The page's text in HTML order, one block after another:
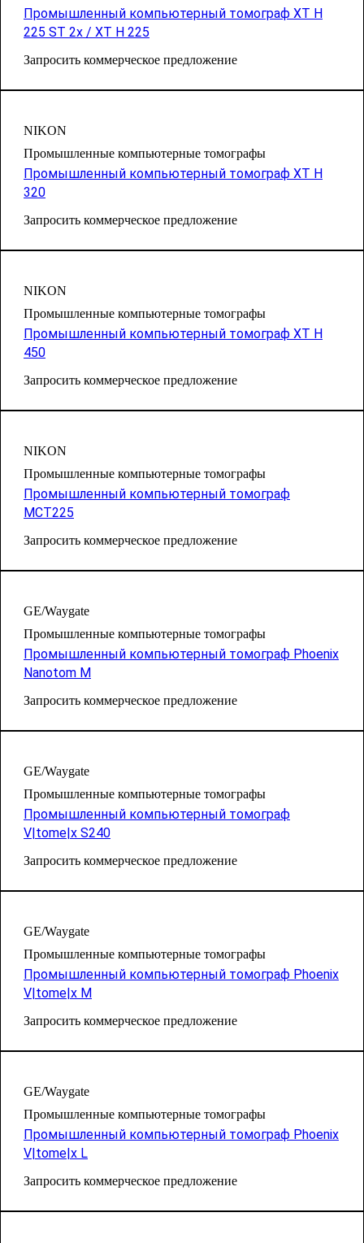
Промышленный компьютерный томограф XT H
225 ST 2x / XT H 225
Запросить коммерческое предложение
NIKON
Промышленные компьютерные томографы
Промышленный компьютерный томограф XT H
320
Запросить коммерческое предложение
NIKON
Промышленные компьютерные томографы
Промышленный компьютерный томограф XT H
450
Запросить коммерческое предложение
NIKON
Промышленные компьютерные томографы
Промышленный компьютерный томограф
MCT225
Запросить коммерческое предложение
GE/Waygate
Промышленные компьютерные томографы
Промышленный компьютерный томограф Phoenix
Nanotom M
Запросить коммерческое предложение
GE/Waygate
Промышленные компьютерные томографы
Промышленный компьютерный томограф
V|tome|x S240
Запросить коммерческое предложение
GE/Waygate
Промышленные компьютерные томографы
Промышленный компьютерный томограф Phoenix
V|tome|x M
Запросить коммерческое предложение
GE/Waygate
Промышленные компьютерные томографы
Промышленный компьютерный томограф Phoenix
V|tome|x L
Запросить коммерческое предложение